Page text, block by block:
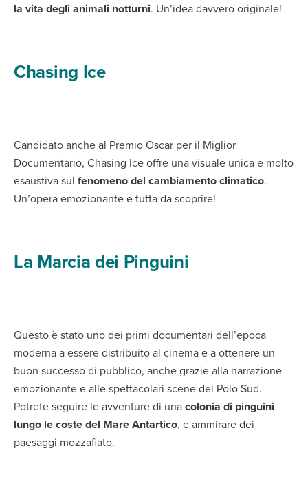
la vita degli animali notturni. Un’idea davvero originale!
Chasing Ice
Candidato anche al Premio Oscar per il Miglior
Documentario, Chasing Ice offre una visuale unica e molto
esaustiva sul fenomeno del cambiamento climatico.
Un’opera emozionante e tutta da scoprire!
La Marcia dei Pinguini
Questo è stato uno dei primi documentari dell’epoca
moderna a essere distribuito al cinema e a ottenere un
buon successo di pubblico, anche grazie alla narrazione
emozionante e alle spettacolari scene del Polo Sud.
Potrete seguire le avventure di unacolonia di pinguini
lungo le coste del Mare Antartico, e ammirare dei
paesaggi mozzafiato.